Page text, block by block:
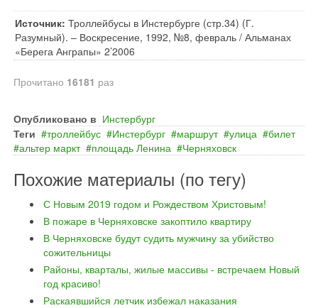
Источник: Троллейбусы в Инстербурге (стр.34) (Г.
Разумный). – Воскресение, 1992, №8, февраль / Альманах
«Берега Анграпы» 2’2006
Прочитано 16181 раз
Опубликовано в Инстербург
Теги
троллейбус Инстербург маршрут улица
билет
альтер маркт
площадь Ленина Черняховск
Похожие материалы (по тегу)
С Новым 2019 годом и Рождеством Христовым!
В пожаре в Черняховске закоптило квартиру
В Черняховске будут судить мужчину за убийство
сожительницы
Районы, кварталы, жилые массивы - встречаем Новый
год красиво!
Раскаявшийся летчик избежал наказания